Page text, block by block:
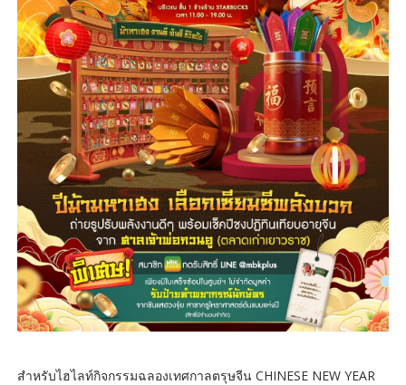
สำหรับไฮไลท์กิจกรรมฉลองเทศกาลตรุษจีน CHINESE NEW YEAR